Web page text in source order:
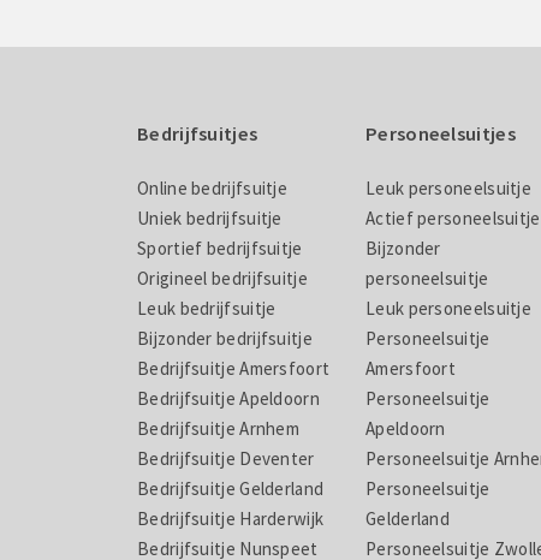
Bedrijfsuitjes
Online bedrijfsuitje
Uniek bedrijfsuitje
Sportief bedrijfsuitje
Origineel bedrijfsuitje
Leuk bedrijfsuitje
Bijzonder bedrijfsuitje
Bedrijfsuitje Amersfoort
Bedrijfsuitje Apeldoorn
Bedrijfsuitje Arnhem
Bedrijfsuitje Deventer
Bedrijfsuitje Gelderland
Bedrijfsuitje Harderwijk
Bedrijfsuitje Nunspeet
Personeelsuitjes
Leuk personeelsuitje
Actief personeelsuitje
Bijzonder
personeelsuitje
Leuk personeelsuitje
Personeelsuitje
Amersfoort
Personeelsuitje
Apeldoorn
Personeelsuitje
Personeelsuitje
Gelderland
Personeelsuitje